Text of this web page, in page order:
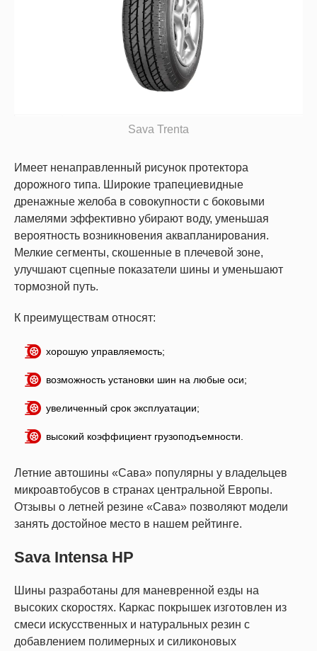
Sava Trenta
Имеет ненаправленный рисунок протектора
дорожного типа. Широкие трапециевидные
дренажные желоба в совокупности с боковыми
ламелями эффективно убирают воду, уменьшая
вероятность возникновения аквапланирования.
Мелкие сегменты, скошенные в плечевой зоне,
улучшают сцепные показатели шины и уменьшают
тормозной путь.
К преимуществам относят:
хорошую управляемость;
возможность установки шин на любые оси;
увеличенный срок эксплуатации;
высокий коэффициент грузоподъемности.
Летние автошины «Сава» популярны у владельцев
микроавтобусов в странах центральной Европы.
Отзывы о летней резине «Сава» позволяют модели
занять достойное место в нашем рейтинге.
Sava Intensa HP
Шины разработаны для маневренной езды на
высоких скоростях. Каркас покрышек изготовлен из
смеси искусственных и натуральных резин с
добавлением полимерных и силиконовых